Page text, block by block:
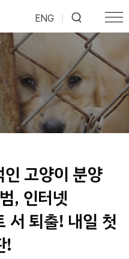
ENG
고양이 분양
, 인터넷
서 퇴출! 내일 첫
!